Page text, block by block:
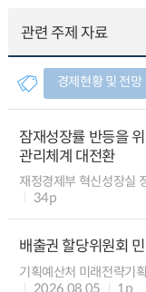
관련 주제 자료
경제현황 및 전망
잠재성장률 반등을
관리체계 대전환
재정경제부 혁신성장실
34p
배출권 할당위원회
기획예산처 미래전략기
2026.08.05
1p